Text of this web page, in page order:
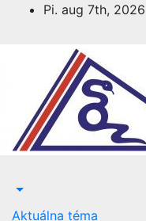
Prejsť
Pi. aug 7th, 2026
Aktuálna téma